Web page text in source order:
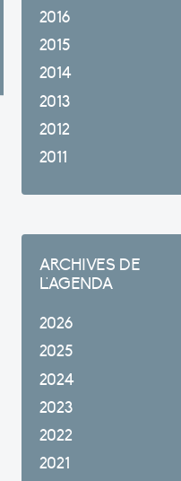
2016
2015
2014
2013
2012
2011
ARCHIVES DE
L'AGENDA
2026
2025
2024
2023
2022
2021